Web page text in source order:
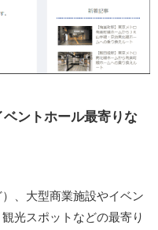
ントホール最寄りな
、大型商業施設やイベン
光スポットなどの最寄り